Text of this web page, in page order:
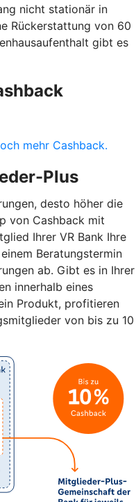
nicht stationär in
Rückerstattung von 60
gibt es
mehr Cashback.
Plus
desto höher die
von Cashback mit
Ihrer VR Bank Ihre
Beratungstermin
ab. Gibt es in Ihrer
innerhalb eines
Produkt, profitieren
von bis zu 10